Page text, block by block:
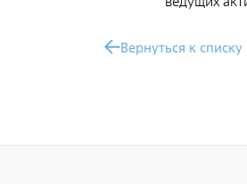
Вернуться к списку
Новости